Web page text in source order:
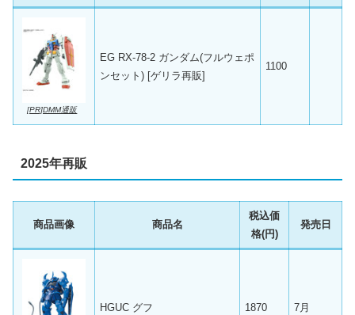
[PR]DMM通販
EG RX-78-2 ガンダム(フルウェポ
ンセット) [ゲリラ再販]
1100
2025年再販
商品画像 商品名
税込価
格(円)
発売日
HGUC グフ 1870 7月